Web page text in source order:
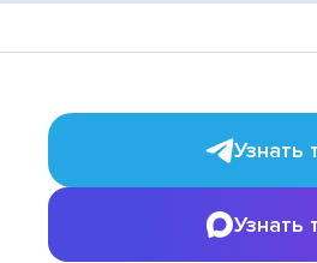
Узнать
Узнать